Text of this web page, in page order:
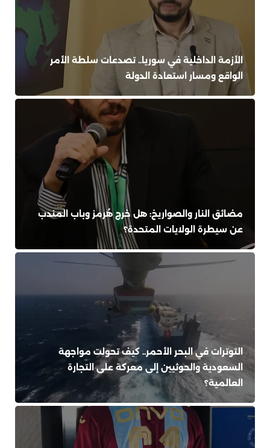
الأزمة الداخلية في سوريا.. تصدعات سلطة الأمر
الواقع ومسار استعادة الدولة
مضائق النار والصواريخ: هل خرج هُرمز وباب المندب
عن سيطرة الولايات المتحدة؟
التوترات في البحر الأحمر.. كيف تحولت مواجهة
السعودية والحوثيين إلى معركة على التجارة
العالمية؟